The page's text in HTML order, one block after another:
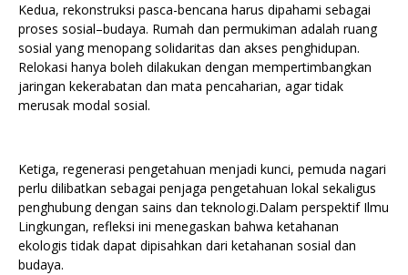
Kedua, rekonstruksi pasca-bencana harus dipahami sebagai
proses sosial–budaya. Rumah dan permukiman adalah ruang
sosial yang menopang solidaritas dan akses penghidupan.
Relokasi hanya boleh dilakukan dengan mempertimbangkan
jaringan kekerabatan dan mata pencaharian, agar tidak
merusak modal sosial.
Ketiga, regenerasi pengetahuan menjadi kunci, pemuda nagari
perlu dilibatkan sebagai penjaga pengetahuan lokal sekaligus
penghubung dengan sains dan teknologi.Dalam perspektif Ilmu
Lingkungan, refleksi ini menegaskan bahwa ketahanan
ekologis tidak dapat dipisahkan dari ketahanan sosial dan
budaya.